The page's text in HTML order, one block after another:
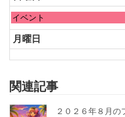
8
月
29th
2026
日
曜
日,
8
月
2026
イベント
月曜日
関連記事
２０２６年８月の